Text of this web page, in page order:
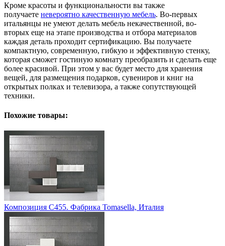
Кроме красоты и функциональности вы также
получаете невероятно качественную мебель. Во-первых
итальянцы не умеют делать мебель некачественной, во-
вторых еще на этапе производства и отбора материалов
каждая деталь проходит сертификацию. Вы получаете
компактную, современную, гибкую и эффективную стенку,
которая сможет гостиную комнату преобразить и сделать еще
более красивой. При этом у вас будет место для хранения
вещей, для размещения подарков, сувениров и книг на
открытых полках и телевизора, а также сопутствующей
техники.
Похожие товары:
Композиция C455. Фабрика Tomasella, Италия